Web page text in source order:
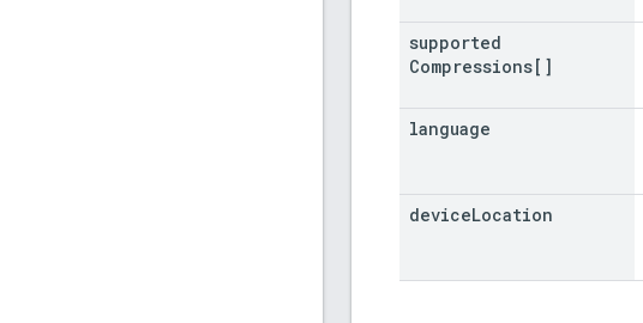
supported
Compressions[]
language
deviceLocation